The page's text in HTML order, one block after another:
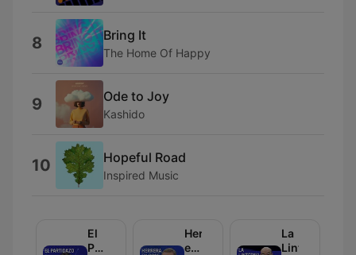
8 Bring It
The Home Of Happy
9 Ode to Joy
Kashido
10 Hopeful Road
Inspired Music
El
Partidazo
Herrera
en
La
Linterna